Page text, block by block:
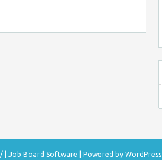
Job Board Software | Powered by WordPress